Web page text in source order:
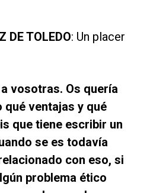
DE TOLEDO: Un placer
vosotras. Os quería
ventajas y qué
que tiene escribir un
se es todavía
con eso, si
problema ético